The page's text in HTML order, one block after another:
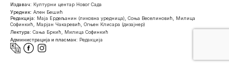
Издавач: Културни центар Новог Сада
Уредник: Ален Бешић
Редакција: Маја Ердељанин (ликовна уредница), Соња Веселиновић, Милица
Софинкић, Марјан Чакаревић, Огњен Клисара (дизајнер)
Лектура: Сања Бркић, Милица Софинкић
Администрација и пласман: Редакција